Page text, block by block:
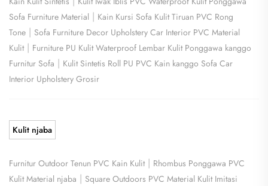
Sofa Furniture Material | Kain Kursi Sofa Kulit Tiruan PVC Rong
Tone | Sofa Furniture Decor Upholstery Car Interior PVC Material
Kulit | Furniture PU Kulit Waterproof Lembar Kulit Ponggawa kanggo
Furnitur Sofa | Kulit Sintetis Roll PU PVC Kain kanggo Sofa Car
Interior Upholstery Grosir
Kulit njaba
Furnitur Outdoor Tenun PVC Kain Kulit | Rhombus Ponggawa PVC
Kulit Material njaba | Square Outdoors PVC Material Kulit Imitasi